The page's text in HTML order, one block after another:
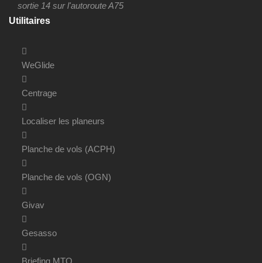
sortie 14 sur l'autoroute A75
Utilitaires
WeGlide
Centrage
Localiser les planeurs
Planche de vols (ACPH)
Planche de vols (OGN)
Givav
Gesasso
Briefing MTO